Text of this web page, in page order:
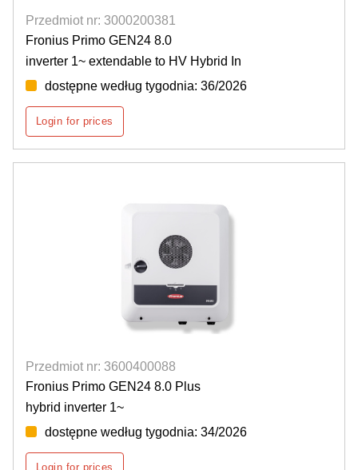
Przedmiot nr: 3000200381
Fronius Primo GEN24 8.0
inverter 1~ extendable to HV Hybrid In
dostępne według tygodnia: 36/2026
Login for prices
Przedmiot nr: 3600400088
Fronius Primo GEN24 8.0 Plus
hybrid inverter 1~
dostępne według tygodnia: 34/2026
Login for prices